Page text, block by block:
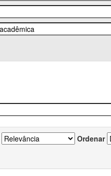
Ordenar